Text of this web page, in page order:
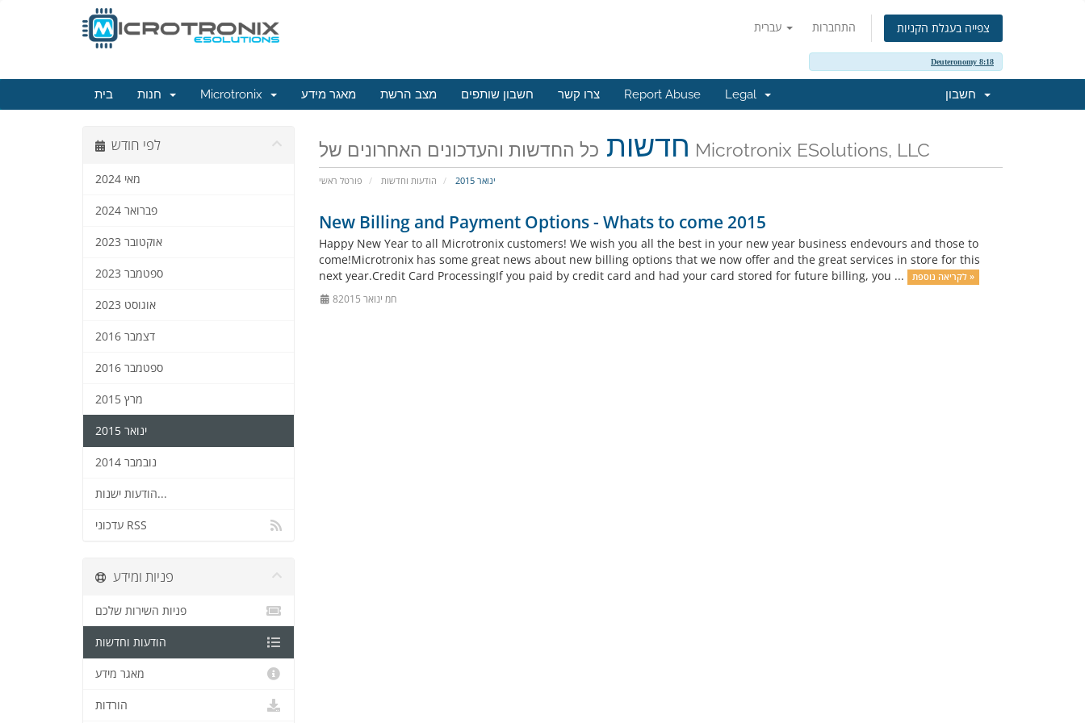
התחברות צפייה בעגלת הקניות
Deuteronomy 8:18
בית Microtronix מאגר מידע מצב הרשת חשבון שותפים צרו קשר Report Abuse Legal
חדשות כל החדשות והעדכונים האחרונים של Microtronix ESolutions, LLC
פורטל ראשי הודעות וחדשות ינואר 2015
לפי חודש
מאי 2024
פברואר 2024
אוקטובר 2023
ספטמבר 2023
אוגוסט 2023
דצמבר 2016
ספטמבר 2016
מרץ 2015
ינואר 2015
נובמבר 2014
הודעות ישנות...
עדכוני RSS
New Billing and Payment Options - Whats to come 2015
Happy New Year to all Microtronix customers! We wish you all the best in your new year business endevours and those to
come!Microtronix has some great news about new billing options that we now offer and the great services in store for this
next year.Credit Card ProcessingIf you paid by credit card and had your card stored for future billing, you ...
לקריאה נוספת »
8חמ ינואר 2015
פניות ומידע
פניות השירות שלכם
הודעות וחדשות
מאגר מידע
הורדות